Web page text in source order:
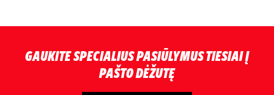
GAUKITE SPECIALIUS PASIŪLYMUS TIESIAI Į
PAŠTO DĖŽUTĘ